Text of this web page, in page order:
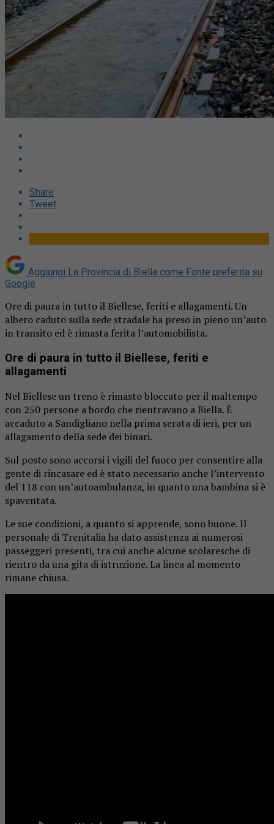
Share
Tweet
Aggiungi La Provincia di Biella come Fonte preferita su
Google
Ore di paura in tutto il Biellese, feriti e allagamenti. Un
albero caduto sulla sede stradale ha preso in pieno un’auto
in transito ed è rimasta ferita l’automobilista.
Ore di paura in tutto il Biellese, feriti e
allagamenti
Nel Biellese un treno è rimasto bloccato per il maltempo
con 250 persone a bordo che rientravano a Biella. È
accaduto a Sandigliano nella prima serata di ieri, per un
allagamento della sede dei binari.
Sul posto sono accorsi i vigili del fuoco per consentire alla
gente di rincasare ed è stato necessario anche l’intervento
del 118 con un’autoambulanza, in quanto una bambina si è
spaventata.
Le sue condizioni, a quanto si apprende, sono buone. Il
personale di Trenitalia ha dato assistenza ai numerosi
passeggeri presenti, tra cui anche alcune scolaresche di
rientro da una gita di istruzione. La linea al momento
rimane chiusa.